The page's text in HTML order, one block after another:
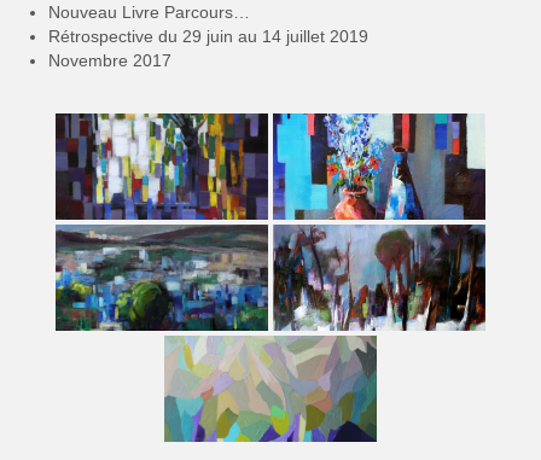
Nouveau Livre Parcours…
Rétrospective du 29 juin au 14 juillet 2019
Novembre 2017